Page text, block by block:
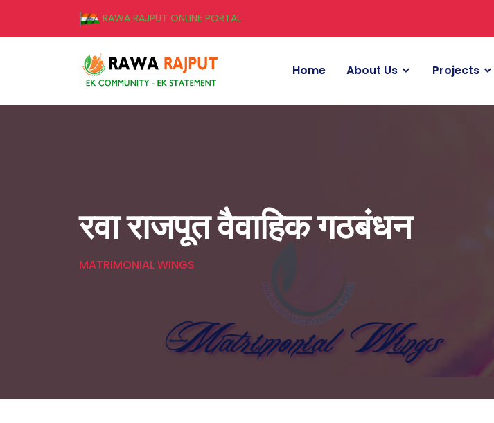
RAWA RAJPUT ONLINE PORTAL
Home About Us Projects
रवा राजपूत वैवाहिक गठबंधन
MATRIMONIAL WINGS